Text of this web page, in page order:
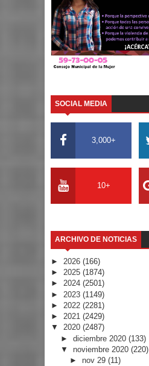
SOCIAL MEDIA
3,000+
10+
ARCHIVO DE NOTICIAS
► 2026 (166)
► 2025 (1874)
► 2024 (2501)
► 2023 (1149)
► 2022 (2281)
► 2021 (2429)
▼ 2020 (2487)
► diciembre 2020 (133)
▼ noviembre 2020 (220)
► nov 29(11)